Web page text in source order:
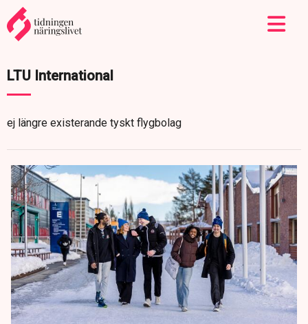
LTU International
ej längre existerande tyskt flygbolag